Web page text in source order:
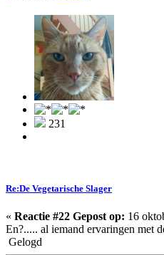
231
Re:De Vegetarische Slager
« Reactie #22 Gepost op: 16
En?..... al iemand ervaringen met
Gelogd